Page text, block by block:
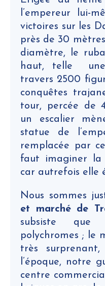
l’empereur lui-
victoires sur les
près de 30
diamètre, le
haut, telle une
travers 2500
conquêtes
tour, percée de
un escalier
statue de
remplacée par
faut imaginer la
car autrefois elle
Nous sommes
et marché de
subsiste que
polychromes ; le
très
l’époque, notre
centre